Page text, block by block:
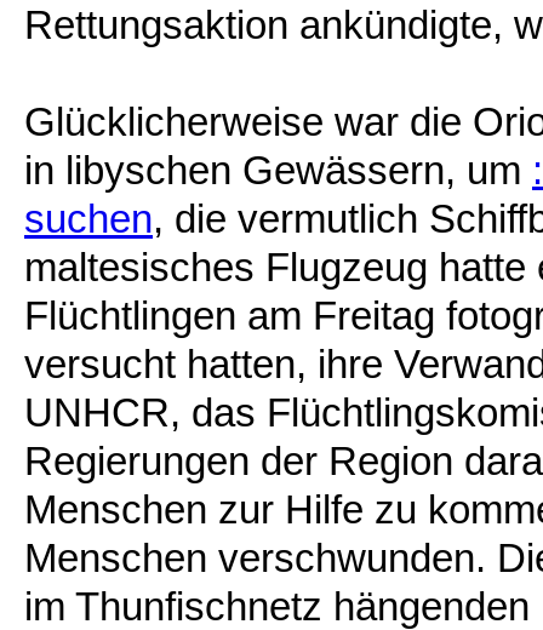
Rettungsaktion ankündigte,
Glücklicherweise war die
in libyschen Gewässern, um
suchen, die vermutlich
maltesisches Flugzeug
Flüchtlingen am Freitag
versucht hatten, ihre
UNHCR, das
Regierungen der Region
Menschen zur Hilfe zu
Menschen verschwunden.
im Thunfischnetz